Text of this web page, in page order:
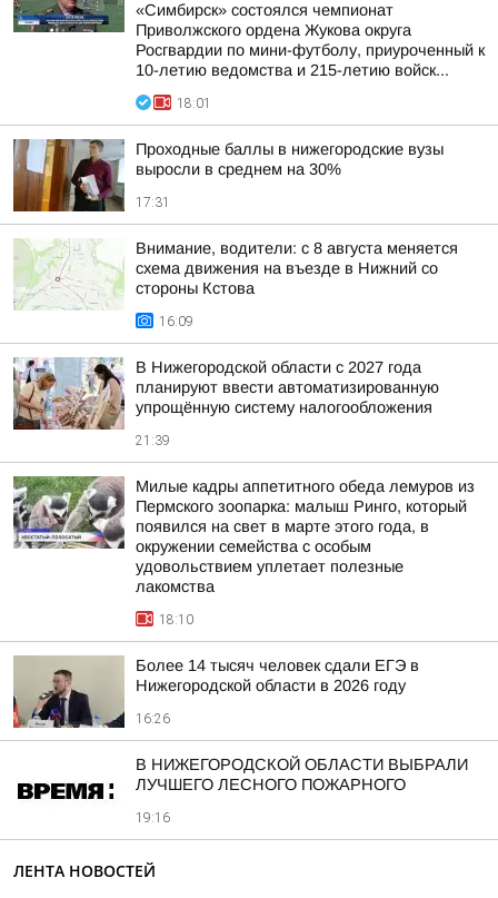
«Симбирск» состоялся чемпионат
Приволжского ордена Жукова округа
Росгвардии по мини-футболу, приуроченный к
10-летию ведомства и 215-летию войск...
18:01
Проходные баллы в нижегородские вузы
выросли в среднем на 30%
17:31
Внимание, водители: с 8 августа меняется
схема движения на въезде в Нижний со
стороны Кстова
16:09
В Нижегородской области с 2027 года
планируют ввести автоматизированную
упрощённую систему налогообложения
21:39
Милые кадры аппетитного обеда лемуров из
Пермского зоопарка: малыш Ринго, который
появился на свет в марте этого года, в
окружении семейства с особым
удовольствием уплетает полезные
лакомства
18:10
Более 14 тысяч человек сдали ЕГЭ в
Нижегородской области в 2026 году
16:26
В НИЖЕГОРОДСКОЙ ОБЛАСТИ ВЫБРАЛИ
ЛУЧШЕГО ЛЕСНОГО ПОЖАРНОГО
19:16
ЛЕНТА НОВОСТЕЙ